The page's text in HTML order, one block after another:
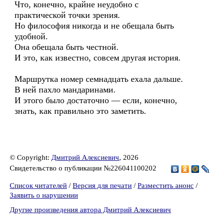
Что, конечно, крайне неудобно с
практической точки зрения.
Но философия никогда и не обещала быть
удобной.
Она обещала быть честной.
И это, как известно, совсем другая история.
Маршрутка номер семнадцать ехала дальше.
В ней пахло мандаринами.
И этого было достаточно — если, конечно,
знать, как правильно это заметить.
© Copyright: Дмитрий Алексиевич, 2026
Свидетельство о публикации №226041100202
Список читателей / Версия для печати / Разместить анонс /
Заявить о нарушении
Другие произведения автора Дмитрий Алексиевич